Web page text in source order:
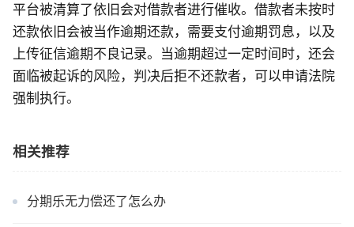
平台被清算了依旧会对借款者进行催收。借款者未按时
还款依旧会被当作逾期还款，需要支付逾期罚息，以及
上传征信逾期不良记录。当逾期超过一定时间时，还会
面临被起诉的风险，判决后拒不还款者，可以申请法院
强制执行。
相关推荐
分期乐无力偿还了怎么办